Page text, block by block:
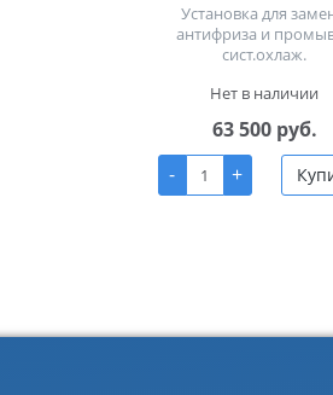
Установка для
антифриза и
сист.охлаж.
Нет в наличии
63 500 руб.
-
+